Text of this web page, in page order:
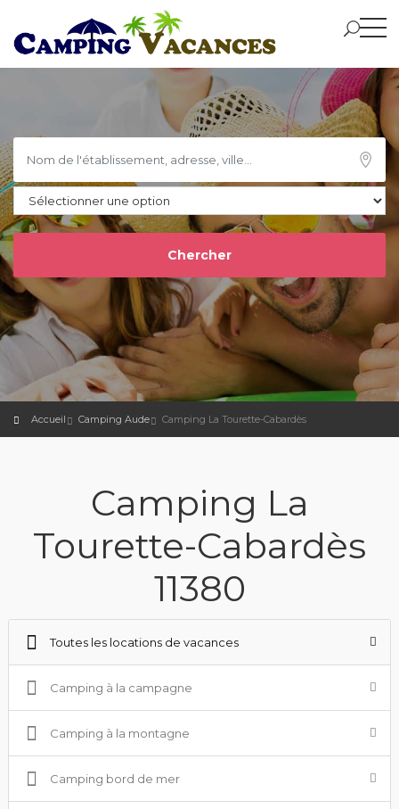
Accueil Camping Aude Camping La Tourette-Cabardès
Camping La
Tourette-Cabardès
11380
Toutes les locations de vacances
Camping à la campagne
Camping à la montagne
Camping bord de mer